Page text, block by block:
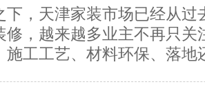
下，天津家装市场已经从过
修，越来越多业主不再只关
施工工艺、材料环保、落地